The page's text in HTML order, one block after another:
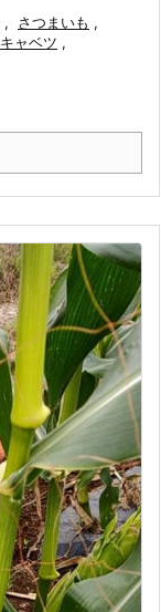
, さつまいも ,
キャベツ ,